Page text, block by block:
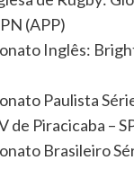
(APP)
Inglês:
Paulista
de Piracicaba –
Brasileiro